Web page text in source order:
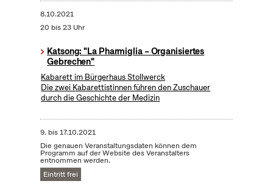
8.10.2021
20 bis 23 Uhr
Katsong: "La Pharmiglia – Organisiertes
Gebrechen"
Kabarett im Bürgerhaus Stollwerck
Die zwei Kabarettistinnen führen den Zuschauer
durch die Geschichte der Medizin
9. bis17.10.2021
Die genauen Veranstaltungsdaten können dem
Programm auf der Website des Veranstalters
entnommen werden.
Eintritt frei